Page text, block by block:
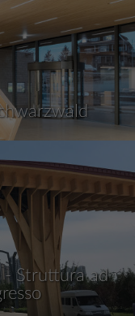
- Struttura ad